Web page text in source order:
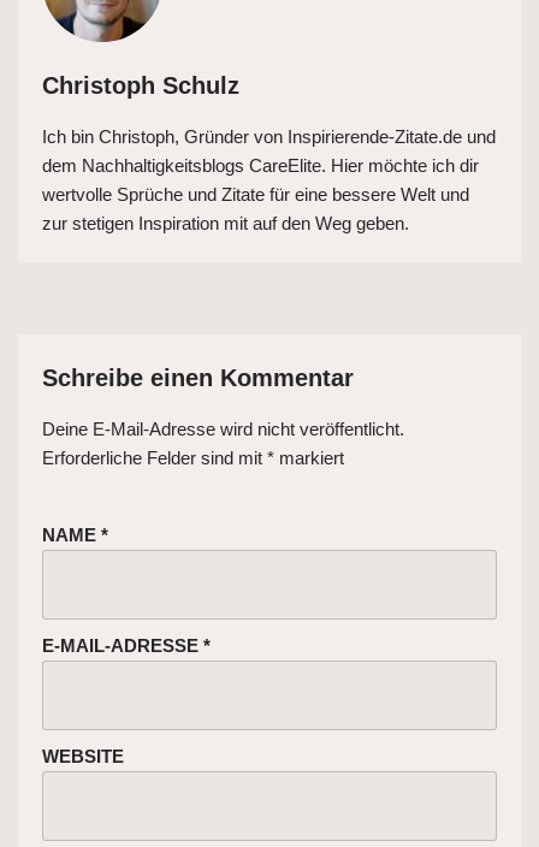
Christoph Schulz
Ich bin Christoph, Gründer von Inspirierende-Zitate.de und
dem Nachhaltigkeitsblogs CareElite. Hier möchte ich dir
wertvolle Sprüche und Zitate für eine bessere Welt und
zur stetigen Inspiration mit auf den Weg geben.
Schreibe einen Kommentar
Deine E-Mail-Adresse wird nicht veröffentlicht.
Erforderliche Felder sind mit * markiert
NAME *
E-MAIL-ADRESSE *
WEBSITE